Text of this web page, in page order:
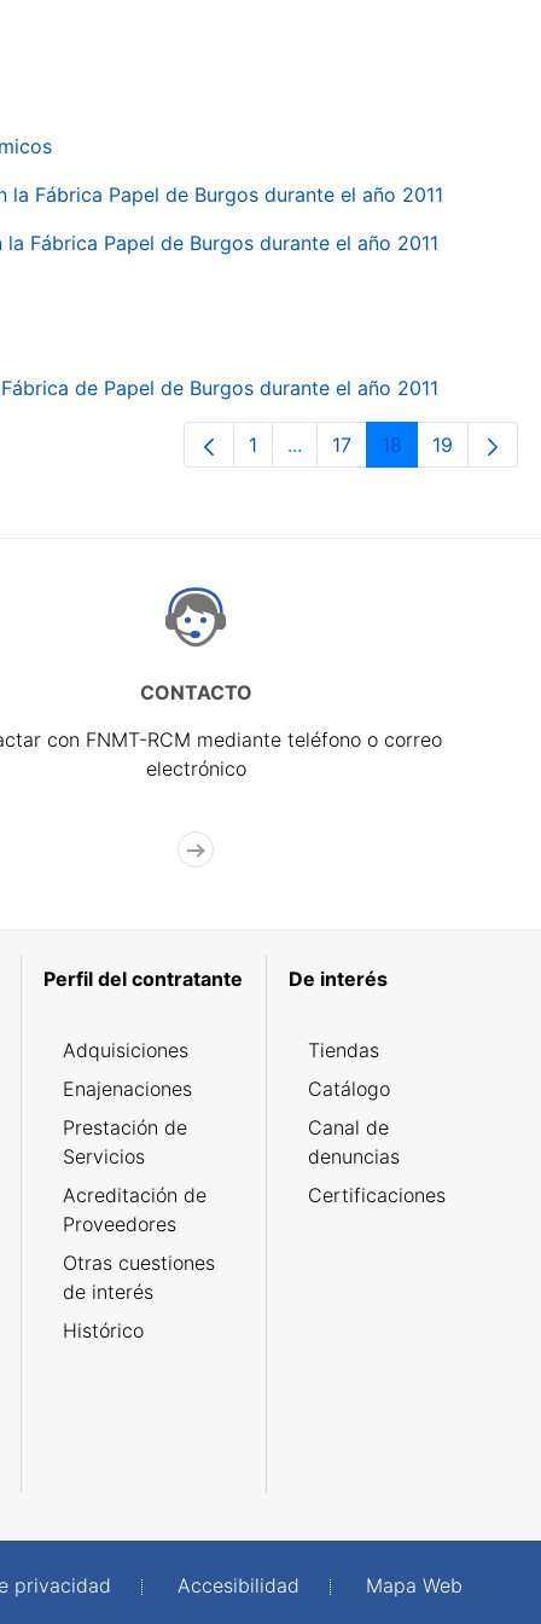
Fábrica Papel de Burgos durante el año 2011
Fábrica Papel de Burgos durante el año 2011
de Papel de Burgos durante el año 2011
Página
1 ...Páginas intermedias Use
Página
17 Página
18 Página
19
CONTACTO
con FNMT-RCM mediante teléfono o correo
electrónico
Perfil del contratante
Adquisiciones
Enajenaciones
Prestación de
Servicios
Acreditación de
Proveedores
Otras cuestiones
de interés
Histórico
De interés
Tiendas
Catálogo
Canal de
denuncias
Certificaciones
privacidad Accesibilidad
Mapa Web